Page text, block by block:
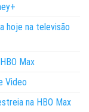
hoje na televisão
Max
Video
na HBO Max